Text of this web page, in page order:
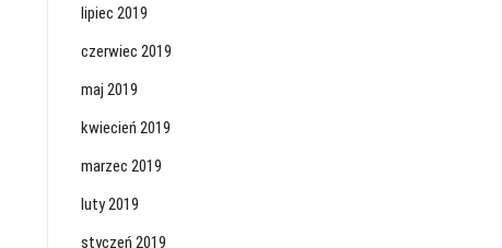
lipiec 2019
czerwiec 2019
maj 2019
kwiecień 2019
marzec 2019
luty 2019
styczeń 2019